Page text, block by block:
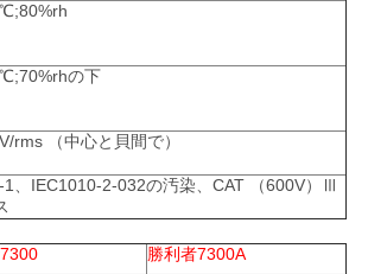
の下
rms （中心と貝間で）
1、IEC1010-2-032の汚染、CAT （600V）Ⅲ
勝利者7300A